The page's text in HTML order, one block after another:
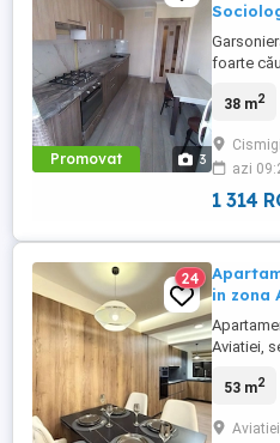
Promovat 3
foarte
Cișmigiu,
38 m2
azi
1 314
24
in zona
Aviatiei,
53 m2